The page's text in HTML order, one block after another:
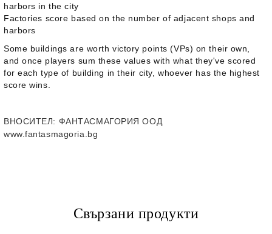
harbors in the city
Factories score based on the number of adjacent shops and
harbors
Some buildings are worth victory points (VPs) on their own,
and once players sum these values with what they've scored
for each type of building in their city, whoever has the highest
score wins.
ВНОСИТЕЛ: ФАНТАСМАГОРИЯ ООД
www.fantasmagoria.bg
Свързани продукти